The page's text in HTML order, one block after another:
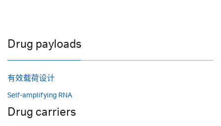
Drug payloads
有效载荷设计
Self-amplifying RNA
Drug carriers